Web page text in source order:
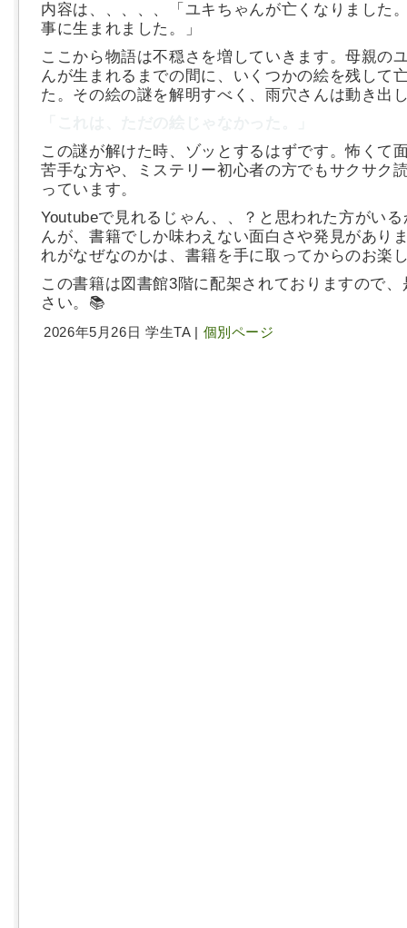
内容は、、、、、「ユキちゃんが亡くなりました
事に生まれました。」
ここから物語は不穏さを増していきます。母親の
んが生まれるまでの間に、いくつかの絵を残して
た。その絵の謎を解明すべく、雨穴さんは動き出
この謎が解けた時、ゾッとするはずです。怖くて
苦手な方や、ミステリー初心者の方でもサクサク
っています。
Youtubeで見れるじゃん、、？と思われた方がい
んが、書籍でしか味わえない面白さや発見があり
れがなぜなのかは、書籍を手に取ってからのお楽
この書籍は図書館3階に配架されておりますので
さい。📚
2026年5月26日 学生TA | 個別ページ